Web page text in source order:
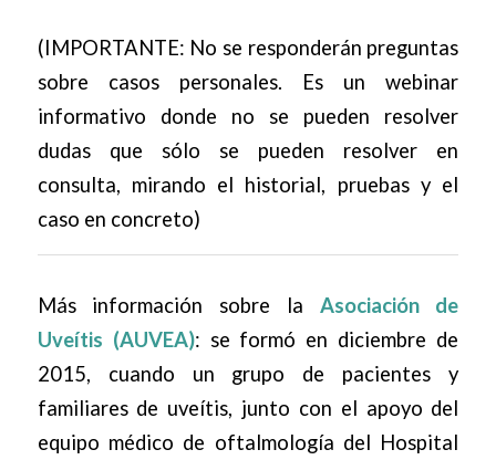
(IMPORTANTE: No se responderán preguntas
sobre casos personales. Es un webinar
informativo donde no se pueden resolver
dudas que sólo se pueden resolver en
consulta, mirando el historial, pruebas y el
caso en concreto)
Más información sobre la Asociación de
Uveítis (AUVEA): se formó en diciembre de
2015, cuando un grupo de pacientes y
familiares de uveítis, junto con el apoyo del
equipo médico de oftalmología del Hospital